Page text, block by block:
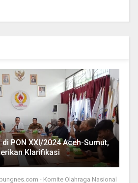
PON XXI/2024 Aceh-Sumut,
Klarifikasi
- Komite Olahraga Nasional